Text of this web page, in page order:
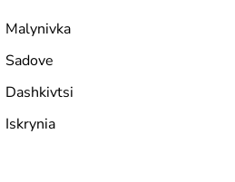
Malynivka
Sadove
Dashkivtsi
Iskrynia